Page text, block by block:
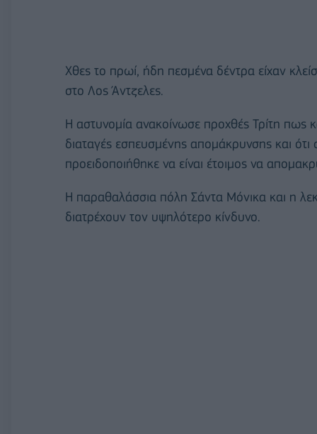
Χθες το πρωί, ήδη πεσμένα δέντρα είχαν
στο Λος Άντζελες.
Η αστυνομία ανακοίνωσε προχθές Τρίτη πως
διαταγές εσπευσμένης απομάκρυνσης και
προειδοποιήθηκε να είναι έτοιμος να
Η παραθαλάσσια πόλη Σάντα Μόνικα και η
διατρέχουν τον υψηλότερο κίνδυνο.